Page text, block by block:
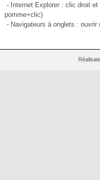
- Internet Explorer : clic droit
pomme+clic)
- Navigateurs à onglets : ouvrir